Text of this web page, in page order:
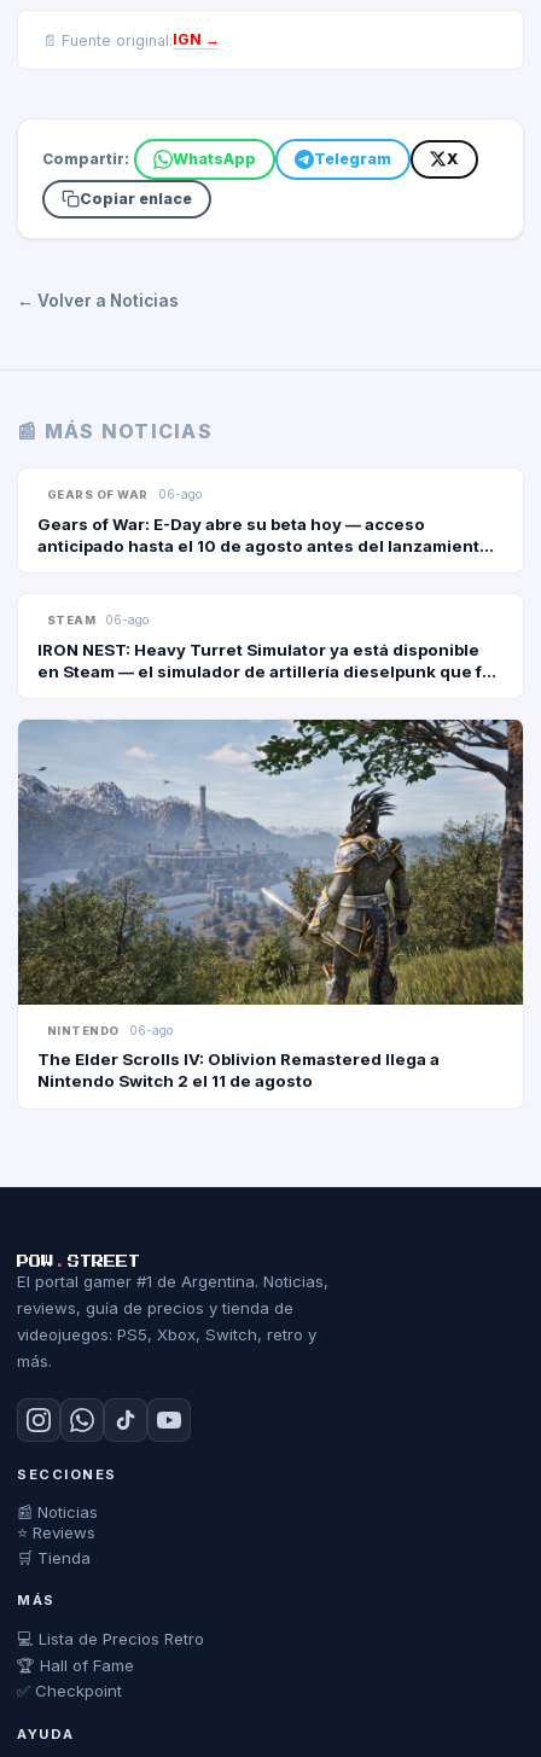
📄 Fuente original:IGN →
Compartir: WhatsApp Telegram X
Copiar enlace
← Volver a Noticias
📰 MÁS NOTICIAS
GEARS OF
GAMING NEWS ·
GEARS OF WAR 06-ago
Gears of War: E-Day abre su beta hoy — acceso
anticipado hasta el 10 de agosto antes del lanzamiento
STEAM
STEAM 06-ago
IRON NEST: Heavy Turret Simulator ya está disponible
en Steam — el simulador de artillería dieselpunk que fue
NINTENDO 06-ago
The Elder Scrolls IV: Oblivion Remastered llega a
Nintendo Switch 2 el 11 de agosto
POW . STREET
El portal gamer #1 de Argentina. Noticias,
reviews, guía de precios y tienda de
videojuegos: PS5, Xbox, Switch, retro y
más.
SECCIONES
📰 Noticias
⭐ Reviews
🛒 Tienda
MÁS
💻 Lista de Precios Retro
🏆 Hall of Fame
✅ Checkpoint
AYUDA